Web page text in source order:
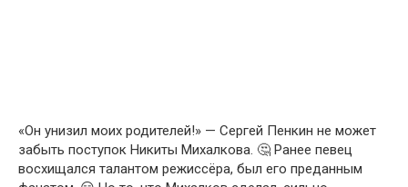
«Он унизил моих родителей!» — Сергей Пенкин не может
забыть поступок Никиты Михалкова. 🤔 Ранее певец
восхищался талантом режиссёра, был его преданным